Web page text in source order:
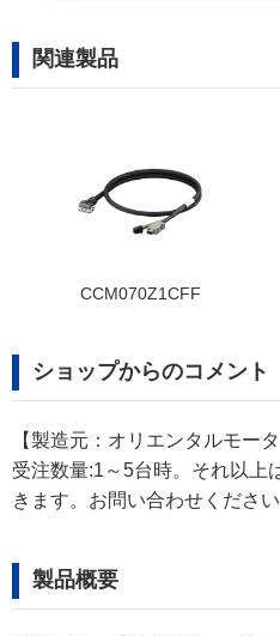
関連製品
CCM070Z1CFF
ショップからのコメント
【製造元：オリエンタルモー
受注数量:1～5台時。それ以上
きます。お問い合わせください
製品概要